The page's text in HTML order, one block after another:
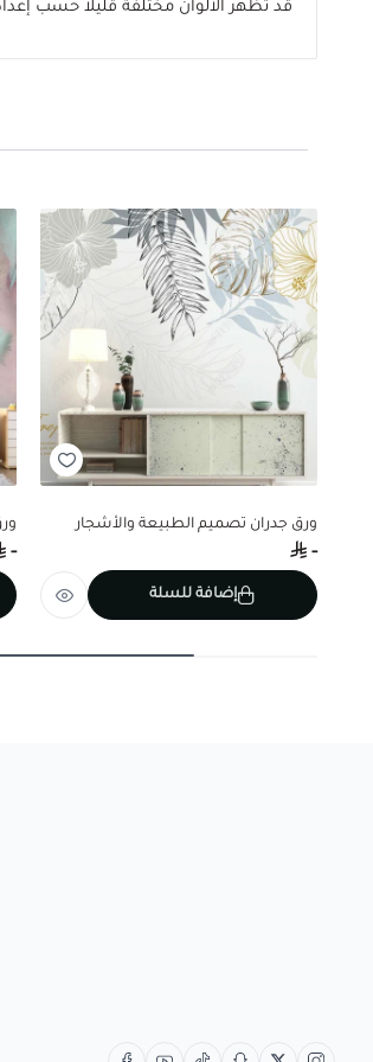
قد تظهر الألوان مختلفة قليلاً حسب
ورق جدران تصميم الطبيعة والأشجار
-
إضافة للسلة
-